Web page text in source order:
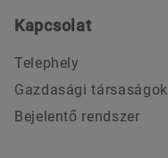
Kapcsolat
Telephely
Gazdasági társaságok
Bejelentő rendszer